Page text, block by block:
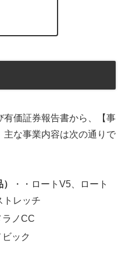
有価証券報告書から、【事
な事業内容は次の通りで
・・ロートV5、ロート
トレッチ
ラノCC
ビック